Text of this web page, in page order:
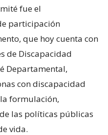
fue el
participación
que hoy cuenta con
de Discapacidad
Departamental,
con discapacidad
formulación,
las políticas públicas
vida.